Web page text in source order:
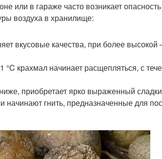
или в гараже часто возникает
воздуха в хранилище:
вкусовые качества, при более
крахмал начинает расщепляться, с
приобретает ярко выраженный
гнить, предназначенные для